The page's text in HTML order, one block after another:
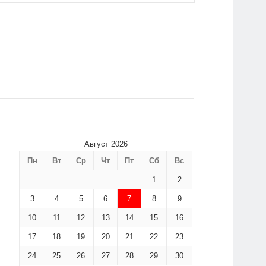
Август 2026
Пн
Вт Ср Чт Пт Сб Вс
1 2
3 4 5 6 7 8 9
10 11 12 13 14 15 16
17 18 19 20 21 22 23
24 25 26 27 28 29 30